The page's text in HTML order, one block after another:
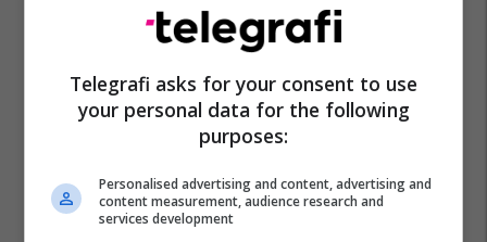
Telegrafi asks for your consent to use
your personal data for the following
purposes:
Personalised advertising and content, advertising and
content measurement, audience research and
services development